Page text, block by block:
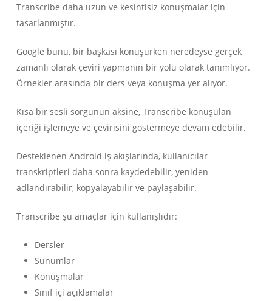
Transcribe daha uzun ve kesintisiz konuşmalar için
tasarlanmıştır.
Google bunu, bir başkası konuşurken neredeyse gerçek
zamanlı olarak çeviri yapmanın bir yolu olarak tanımlıyor.
Örnekler arasında bir ders veya konuşma yer alıyor.
Kısa bir sesli sorgunun aksine, Transcribe konuşulan
içeriği işlemeye ve çevirisini göstermeye devam edebilir.
Desteklenen Android iş akışlarında, kullanıcılar
transkriptleri daha sonra kaydedebilir, yeniden
adlandırabilir, kopyalayabilir ve paylaşabilir.
Transcribe şu amaçlar için kullanışlıdır:
Dersler
Sunumlar
Konuşmalar
Sınıf içi açıklamalar